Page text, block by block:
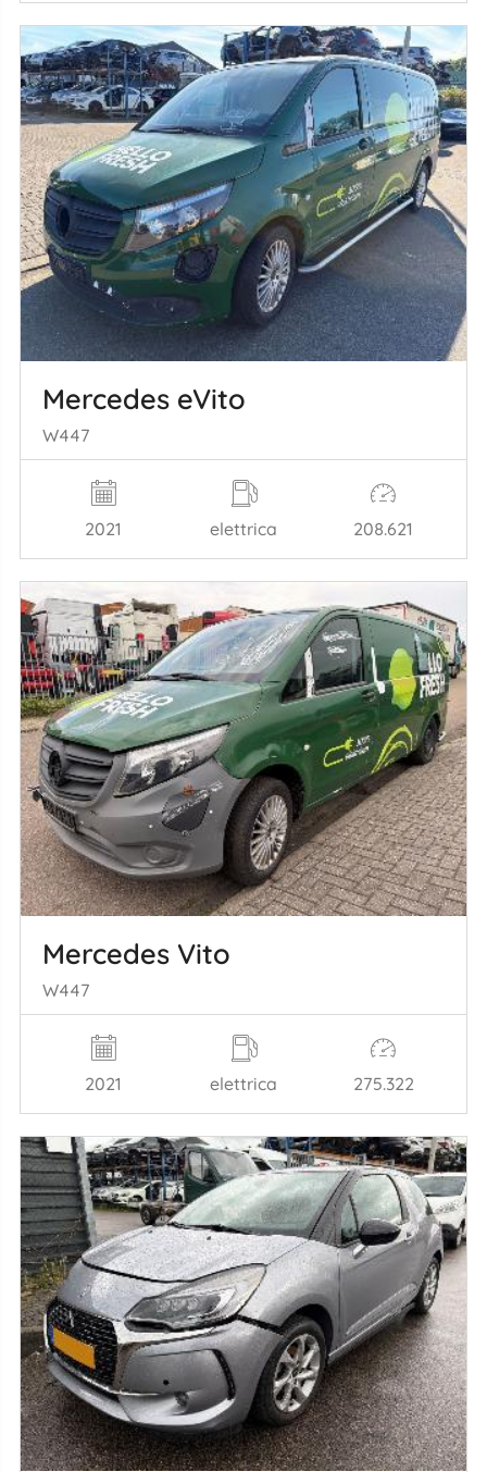
Mercedes eVito
W447
2021 elettrica 208.621
Mercedes Vito
W447
2021 elettrica 275.322